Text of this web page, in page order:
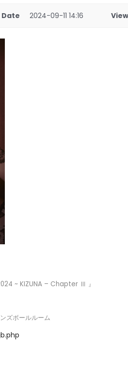
Date 2024-09-11 14:16
~ KIZUNA – Chapter Ⅲ 』
ズボールルーム